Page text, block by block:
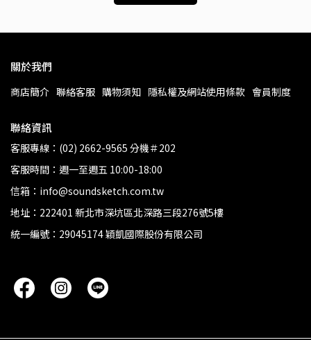
關於我們
商店簡介 聯絡客服 購物須知 隱私權及網站使用條款 會員制度
聯絡資訊
客服專線：(02) 2662-9565 分機＃202
客服時間：週一至週五 10:00-18:00
信箱：info@soundsketch.com.tw
地址：222401 新北市深坑區北深路三段276號5樓
統一編號：29045174 穎凱國際股份有限公司